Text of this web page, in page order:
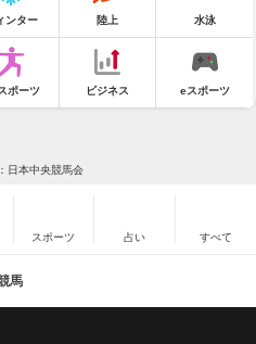
ンター 陸上 水泳
ポーツ ビジネス eスポーツ
日本中央競馬会
スポーツ 占い すべて
馬